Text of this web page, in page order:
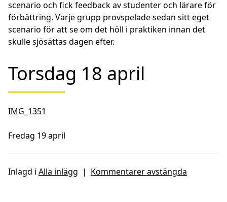
scenario och fick feedback av studenter och lärare för
förbättring. Varje grupp provspelade sedan sitt eget
scenario för att se om det höll i praktiken innan det
skulle sjösättas dagen efter.
Torsdag 18 april
IMG_1351
Fredag 19 april
Inlagd i Alla inlägg | Kommentarer avstängda